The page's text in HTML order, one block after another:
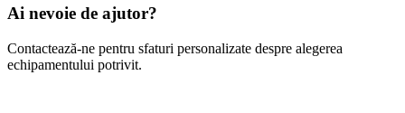
Ai nevoie de ajutor?
Contactează-ne pentru sfaturi personalizate despre alegerea
echipamentului potrivit.